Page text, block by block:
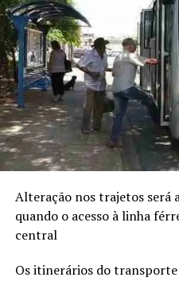
Alteração nos trajetos será
quando o acesso à linha
central
Os itinerários do